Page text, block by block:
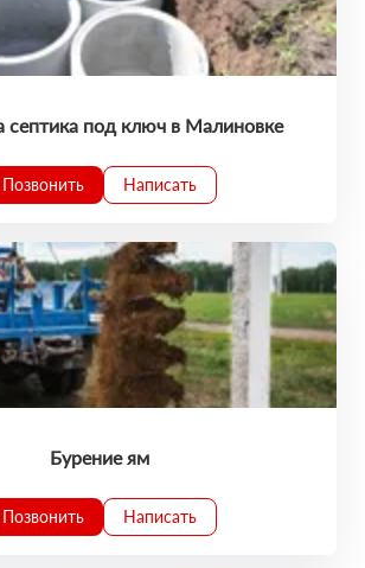
септика под ключ в Малиновке
Позвонить Написать
Бурение ям
Позвонить Написать